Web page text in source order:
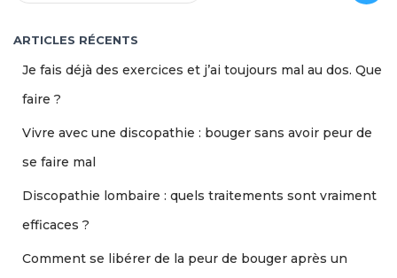
h
ARTICLES RÉCENTS
Je fais déjà des exercices et j’ai toujours mal au dos. Que
faire ?
Vivre avec une discopathie : bouger sans avoir peur de
se faire mal
Discopathie lombaire : quels traitements sont vraiment
efficaces ?
Comment se libérer de la peur de bouger après un